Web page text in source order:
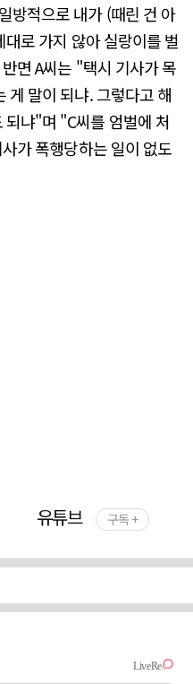
방적으로 내가 (때린 건 아
로 가지 않아 실랑이를 벌
면 A씨는 "택시 기사가 목
게 말이 되냐. 그렇다고 해
냐"며 "C씨를 엄벌에 처
가 폭행당하는 일이 없도
유튜브 구독 +